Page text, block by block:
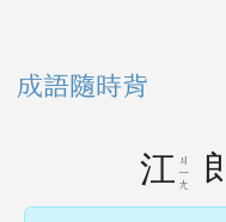
成語隨時背
江 ㄐ
ㄧ
ㄤ